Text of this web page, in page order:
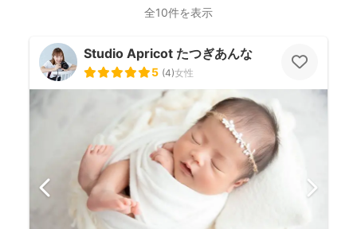
全10件を表示
Studio Apricot たつぎあんな
5 (4)女性